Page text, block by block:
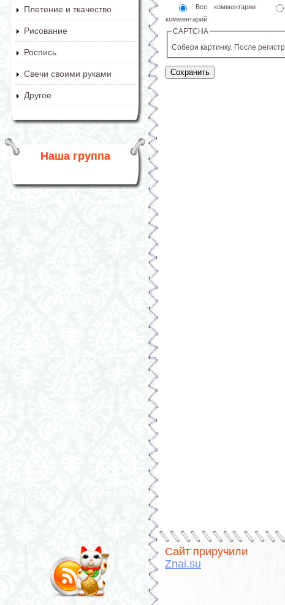
Плетение и ткачество
Рисование
Роспись
Свечи своими руками
Другое
Наша группа
Все комментарии
комментарий
CAPTCHA
Собери картинку. После
Сайт приручили
Znai.su